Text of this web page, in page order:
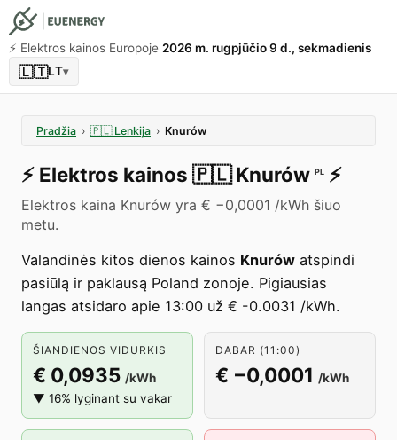
⚡️ Elektros kainos Europoje 2026 m. rugpjūčio 9 d., sekmadienis
🇱🇹LT▾
Pradžia › 🇵🇱 Lenkija › Knurów
⚡️ Elektros kainos 🇵🇱 Knurów PL ⚡️
Elektros kaina Knurów yra € −0,0001 /kWh šiuo
metu.
Valandinės kitos dienos kainos Knurów atspindi
pasiūlą ir paklausą Poland zonoje. Pigiausias
langas atsidaro apie 13:00 už € -0.0031 /kWh.
ŠIANDIENOS VIDURKIS
€ 0,0935 /kWh
▼ 16% lyginant su vakar
DABAR (11:00)
€ −0,0001 /kWh